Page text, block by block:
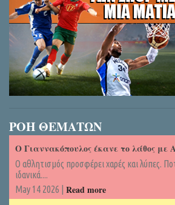
ΡΟΗ ΘΕΜΑΤΩΝ
Ο Γιαννακόπουλος έκανε το λάθος με
Ο αθλητισμός προσφέρει χαρές και λύπες.
ιδανικά....
May 14 2026 | Read more